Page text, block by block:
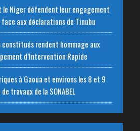
le Niger défendent leur engagement
aux déclarations de Tinubu
constitués rendent hommage aux
d’Intervention Rapide
à Gaoua et environs les 8 et 9
travaux de la SONABEL